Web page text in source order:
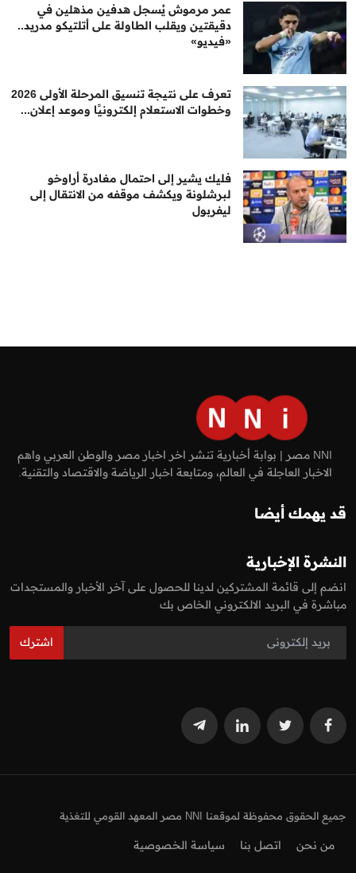
عمر مرموش يُسجل هدفين مذهلين في
دقيقتين ويقلب الطاولة على أتلتيكو مدريد..
«فيديو»
تعرف على نتيجة تنسيق المرحلة الأولى 2026
وخطوات الاستعلام إلكترونيًا وموعد إعلان...
فليك يشير إلى احتمال مغادرة أراوخو
لبرشلونة ويكشف موقفه من الانتقال إلى
ليفربول
NNI مصر | بوابة أخبارية تنشر اخر اخبار مصر والوطن العربي واهم
الاخبار العاجلة في العالم، ومتابعة اخبار الرياضة والاقتصاد والتقنية.
قد يهمك أيضا
النشرة الإخبارية
انضم إلى قائمة المشتركين لدينا للحصول على آخر الأخبار والمستجدات
مباشرة في البريد الالكتروني الخاص بك
اشترك
جميع الحقوق محفوظة لموقعنا NNI مصر المعهد القومي للتغذية
من نحن اتصل بنا سياسة الخصوصية